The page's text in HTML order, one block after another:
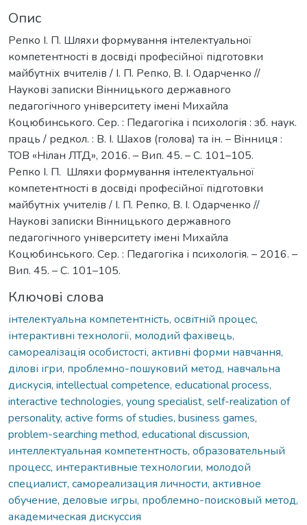
Опис
Репко І. П. Шляхи формування інтелектуальної
компетентності в досвіді професійної підготовки
майбутніх вчителів / І. П. Репко, В. І. Одарченко //
Наукові записки Вінницького державного
педагогічного університету імені Михайла
Коцюбинського. Сер. : Педагогіка і психологія : зб. наук.
праць / редкол. : В. І. Шахов (голова) та ін. – Вінниця :
ТОВ «Нілан ЛТД», 2016. – Вип. 45. – С. 101–105.
Репко І. П. Шляхи формування інтелектуальної
компетентності в досвіді професійної підготовки
майбутніх учителів / І. П. Репко, В. І. Одарченко //
Наукові записки Вінницького державного
педагогічного університету імені Михайла
Коцюбинського. Сер. : Педагогіка і психологія. – 2016. –
Вип. 45. – С. 101–105.
Ключові слова
інтелектуальна компетентність, освітній процес,
інтерактивні технології, молодий фахівець,
самореалізація особистості, активні форми навчання,
ділові ігри, проблемно-пошуковий метод, навчальна
дискусія, intellectual competence, educational process,
interactive technologies, young specialist, self-realization of
personality, active forms of studies, business games,
problem-searching method, educational discussion,
интеллектуальная компетентность, образовательный
процесс, интерактивные технологии, молодой
специалист, самореализация личности, активное
обучение, деловые игры, проблемно-поисковый метод,
академическая дискуссия